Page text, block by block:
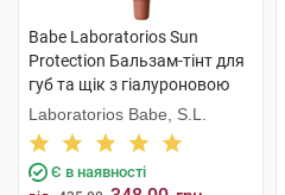
Babe Laboratorios Sun
Protection Бальзам-тінт для
губ та щік з гіалуроновою
кислотою та пептидами SPF
50 Mocha 20 мл 1 туба
Laboratorios Babe, S.L.
Є в наявності